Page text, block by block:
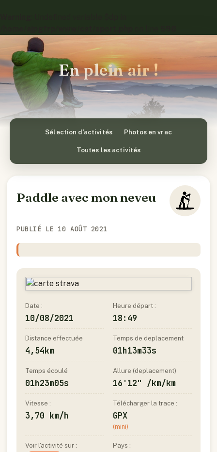
En plein air !
Sélection d’activités Photos en vrac
Toutes les activités
Paddle avec mon neveu
PUBLIÉ LE 10 AOÛT 2021
Date :
10/08/2021
Heure départ :
18:49
Distance effectuée
4,54km
Temps de deplacement
01h13m33s
Temps écoulé
01h23m05s
Allure (deplacement)
16'12" /km/km
Vitesse :
3,70 km/h
Télécharger la trace :
GPX
(mini)
Voir l'activité sur : Pays :